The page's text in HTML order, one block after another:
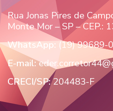
Rua Jonas Pires de
Monte Mor – SP – CEP.:
WhatsApp: (19) 99689-
E-mail:
CRECI/SP:204483-F